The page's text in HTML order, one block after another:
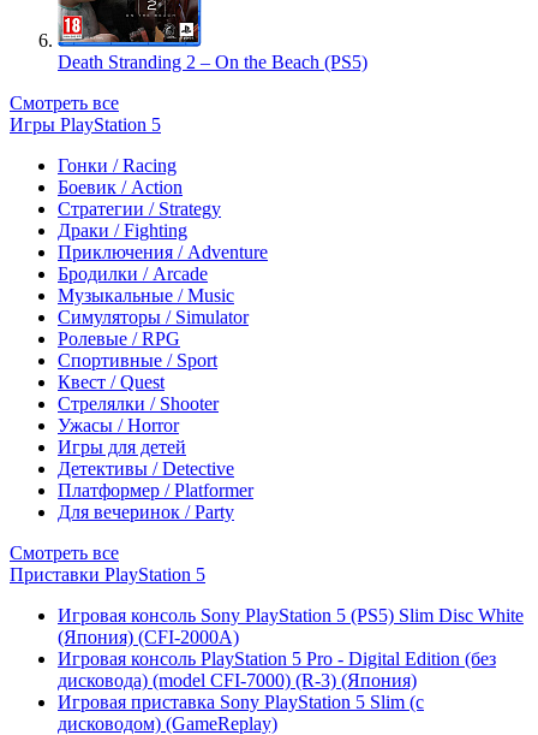
Death Stranding 2 – On the Beach (PS5)
Смотреть все
Игры PlayStation 5
Гонки / Racing
Боевик / Action
Стратегии / Strategy
Драки / Fighting
Приключения / Adventure
Бродилки / Arcade
Музыкальные / Music
Симуляторы / Simulator
Ролевые / RPG
Спортивные / Sport
Квест / Quest
Стрелялки / Shooter
Ужасы / Horror
Игры для детей
Детективы / Detective
Платформер / Platformer
Для вечеринок / Party
Смотреть все
Приставки PlayStation 5
Игровая консоль Sony PlayStation 5 (PS5) Slim Disc White
(Япония) (CFI-2000A)
Игровая консоль PlayStation 5 Pro - Digital Edition (без
дисковода) (model CFI-7000) (R-3) (Япония)
Игровая приставка Sony PlayStation 5 Slim (с
дисководом) (GameReplay)